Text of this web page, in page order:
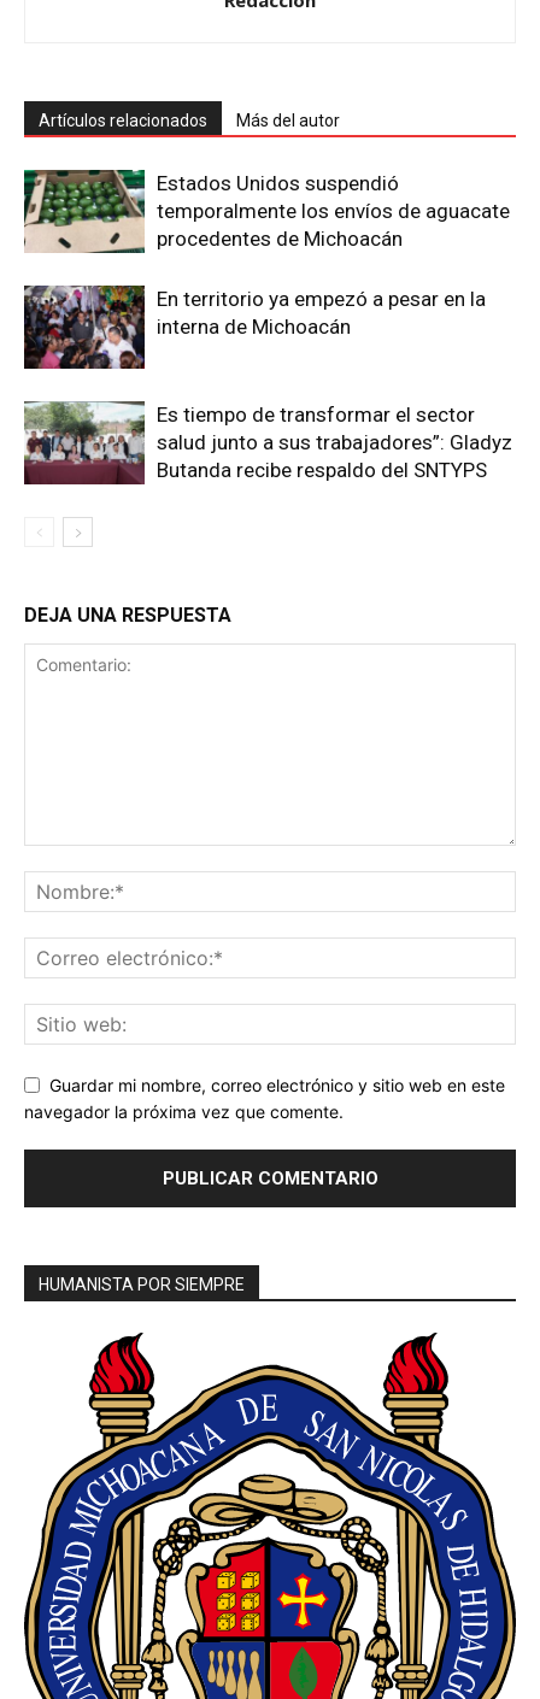
Artículos relacionados Más del autor
Estados Unidos suspendió
temporalmente los envíos de aguacate
procedentes de Michoacán
En territorio ya empezó a pesar en la
interna de Michoacán
Es tiempo de transformar el sector
salud junto a sus trabajadores”: Gladyz
Butanda recibe respaldo del SNTYPS
DEJA UNA RESPUESTA
Guardar mi nombre, correo electrónico y sitio web en este
navegador la próxima vez que comente.
HUMANISTA POR SIEMPRE